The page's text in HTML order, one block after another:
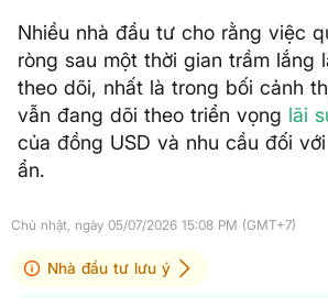
Nhiều nhà đầu tư cho rằng việc
ròng sau một thời gian trầm lắng
theo dõi, nhất là trong bối cảnh
vẫn đang dõi theo triển vọng lãi
của đồng USD và nhu cầu đối
ẩn.
Chủ nhật, ngày 05/07/2026 15:08 PM (GMT+7)
Nhà đầu tư lưu ý